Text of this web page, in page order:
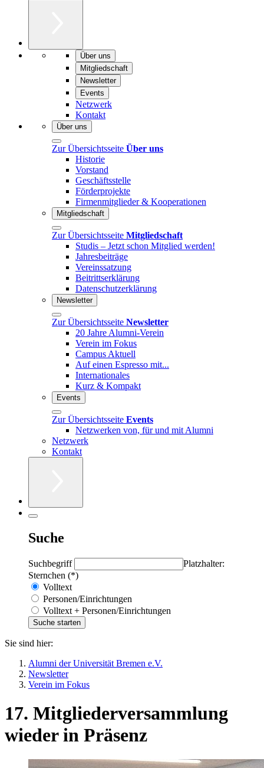
Über uns
Mitgliedschaft
Newsletter
Events
Netzwerk
Kontakt
Über uns
Zur Übersichtsseite Über uns
Historie
Vorstand
Geschäftsstelle
Förderprojekte
Firmenmitglieder & Kooperationen
Mitgliedschaft
Zur Übersichtsseite Mitgliedschaft
Studis – Jetzt schon Mitglied werden!
Jahresbeiträge
Vereinssatzung
Beitrittserklärung
Datenschutzerklärung
Newsletter
Zur Übersichtsseite Newsletter
20 Jahre Alumni-Verein
Verein im Fokus
Campus Aktuell
Auf einen Espresso mit...
Internationales
Kurz & Kompakt
Events
Zur Übersichtsseite Events
Netzwerken von, für und mit Alumni
Netzwerk
Kontakt
Suche
Suchbegriff
Platzhalter:
Sternchen (*)
Volltext
Personen/Einrichtungen
Volltext + Personen/Einrichtungen
Sie sind hier:
Alumni der Universität Bremen e.V.
Newsletter
Verein im Fokus
17. Mitgliederversammlung
wieder in Präsenz